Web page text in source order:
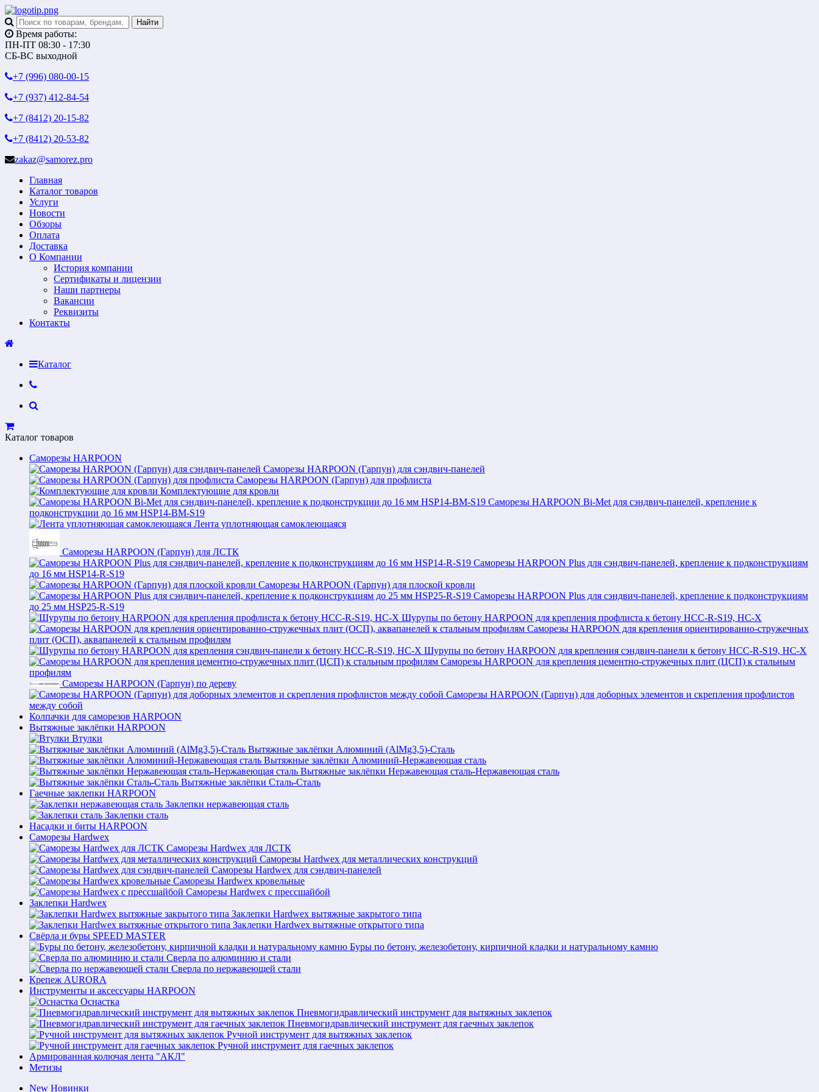
Время работы:
ПН-ПТ 08:30 - 17:30
СБ-ВС выходной
+7 (996) 080-00-15
+7 (937) 412-84-54
+7 (8412) 20-15-82
+7 (8412) 20-53-82
zakaz@samorez.pro
Главная
Каталог товаров
Услуги
Новости
Обзоры
Оплата
Доставка
О Компании
История компании
Сертификаты и лицензии
Наши партнеры
Вакансии
Реквизиты
Контакты
Каталог
Каталог товаров
Саморезы HARPOON
Саморезы HARPOON (Гарпун) для сэндвич-панелей
Саморезы HARPOON (Гарпун) для профлиста
Комплектующие для кровли
Саморезы HARPOON Bi-Met для сэндвич-панелей, крепление к
подконструкции до 16 мм HSP14-BM-S19
Лента уплотняющая самоклеющаяся
Саморезы HARPOON (Гарпун) для ЛСТК
Саморезы HARPOON Plus для сэндвич-панелей, крепление к подконструкциям
до 16 мм HSP14-R-S19
Саморезы HARPOON (Гарпун) для плоской кровли
Саморезы HARPOON Plus для сэндвич-панелей, крепление к подконструкциям
до 25 мм HSP25-R-S19
Шурупы по бетону HARPOON для крепления профлиста к бетону HCC-R-S19, HC-X
Саморезы HARPOON для крепления ориентированно-стружечных
плит (ОСП), аквапанелей к стальным профилям
Шурупы по бетону HARPOON для крепления сэндвич-панели к бетону HCC-R-S19, HC-X
Саморезы HARPOON для крепления цементно-стружечных плит (ЦСП) к стальным
профилям
Саморезы HARPOON (Гарпун) по дереву
Саморезы HARPOON (Гарпун) для доборных элементов и скрепления профлистов
между собой
Колпачки для саморезов HARPOON
Вытяжные заклёпки HARPOON
Втулки
Вытяжные заклёпки Алюминий (AlMg3,5)-Сталь
Вытяжные заклёпки Алюминий-Нержавеющая сталь
Вытяжные заклёпки Нержавеющая сталь-Нержавеющая сталь
Вытяжные заклёпки Сталь-Сталь
Гаечные заклепки HARPOON
Заклепки нержавеющая сталь
Заклепки сталь
Насадки и биты HARPOON
Саморезы Hardwex
Саморезы Hardwex для ЛСТК
Саморезы Hardwex для металлических конструкций
Саморезы Hardwex для сэндвич-панелей
Саморезы Hardwex кровельные
Саморезы Hardwex с прессшайбой
Заклепки Hardwex
Заклепки Hardwex вытяжные закрытого типа
Заклепки Hardwex вытяжные открытого типа
Свёрла и буры SPEED MASTER
Буры по бетону, железобетону, кирпичной кладки и натуральному камню
Сверла по алюминию и стали
Сверла по нержавеющей стали
Крепеж AURORA
Инструменты и аксессуары HARPOON
Оснастка
Пневмогидравлический инструмент для вытяжных заклепок
Пневмогидравлический инструмент для гаечных заклепок
Ручной инструмент для вытяжных заклепок
Ручной инструмент для гаечных заклепок
Армированная колючая лента "АКЛ"
Метизы
New Новинки